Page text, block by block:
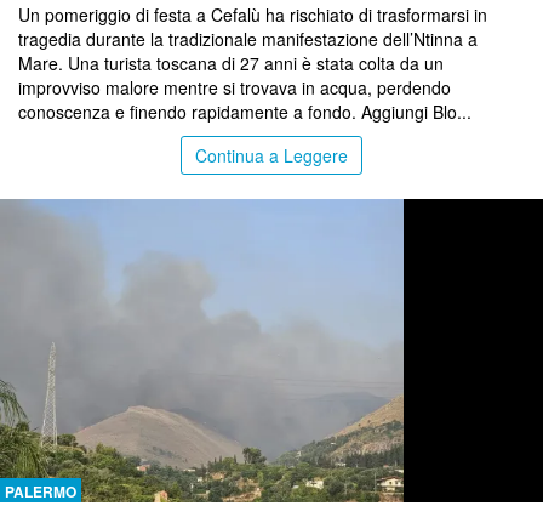
Un pomeriggio di festa a Cefalù ha rischiato di trasformarsi in
tragedia durante la tradizionale manifestazione dell’Ntinna a
Mare. Una turista toscana di 27 anni è stata colta da un
improvviso malore mentre si trovava in acqua, perdendo
conoscenza e finendo rapidamente a fondo. Aggiungi Blo...
Continua a Leggere
PALERMO